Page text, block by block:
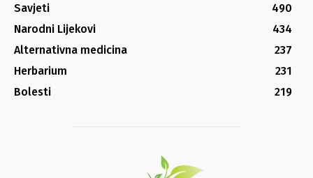
Savjeti
490
Narodni Lijekovi
434
Alternativna medicina
237
Herbarium
231
Bolesti
219